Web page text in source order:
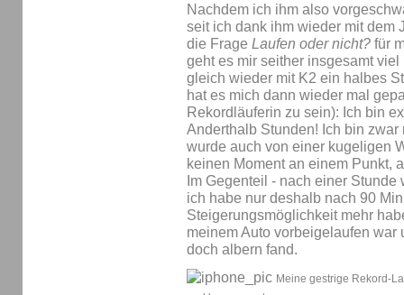
Nachdem ich ihm also
seit ich dank ihm wieder mit dem
die Frage Laufen oder nicht? für
geht es mir seither insgesamt
gleich wieder mit K2 ein halbes
hat es mich dann wieder mal
Rekordläuferin zu sein): Ich bin
Anderthalb Stunden! Ich bin
wurde auch von einer kugeligen
keinen Moment an einem Punkt,
Im Gegenteil - nach einer
ich habe nur deshalb nach 90
Steigerungsmöglichkeit mehr
meinem Auto vorbeigelaufen
doch albern fand.
Meine gestrige Rekord-